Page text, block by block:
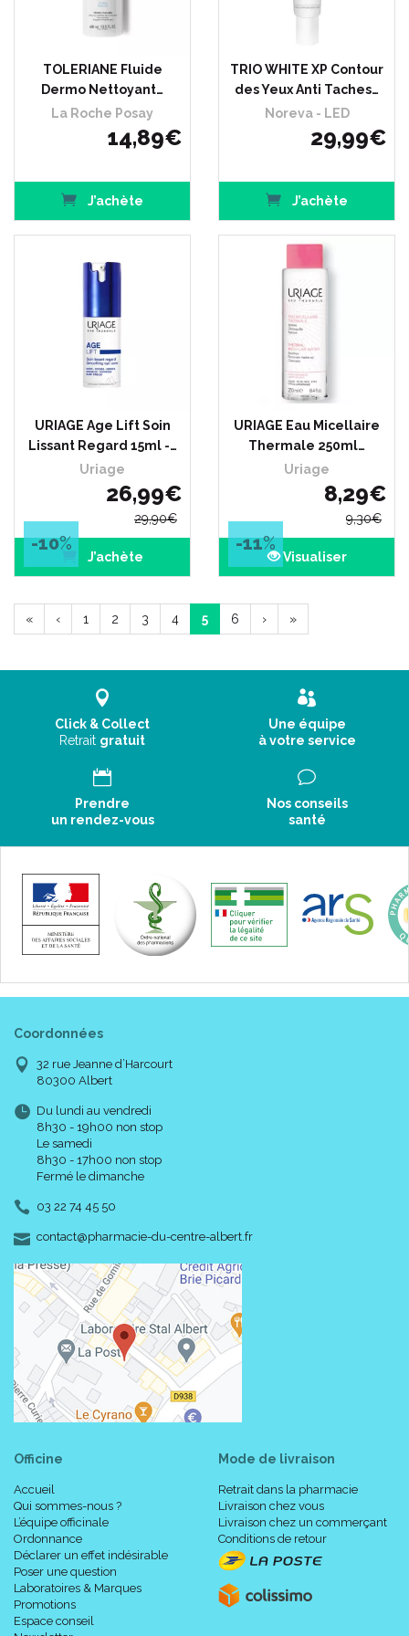
TOLERIANE Fluide
Dermo Nettoyant…
La Roche Posay
14,89€
J’achète
TRIO WHITE XP Contour
des Yeux Anti Taches…
Noreva - LED
29,99€
J’achète
URIAGE Age Lift Soin
Lissant Regard 15ml -…
Uriage
26,99€
29,90€
-10%
J’achète
URIAGE Eau Micellaire
Thermale 250ml…
Uriage
8,29€
9,30€
-11%
Visualiser
« ‹ 1 2 3 4 5 6 › »
Click & Collect
Retrait gratuit
Une équipe
à votre service
Prendre
un rendez-vous
Nos conseils
santé
Coordonnées
32 rue Jeanne d’Harcourt
80300 Albert
Du lundi au vendredi
8h30 - 19h00 non stop
Le samedi
8h30 - 17h00 non stop
Fermé le dimanche
03 22 74 45 50
contact-
@-
pharmacie-du-centre-albert.fr
Officine
Accueil
Qui sommes-nous ?
L’équipe officinale
Ordonnance
Déclarer un effet indésirable
Poser une question
Laboratoires & Marques
Promotions
Espace conseil
Mode de livraison
Retrait dans la pharmacie
Livraison chez vous
Livraison chez un commerçant
Conditions de retour